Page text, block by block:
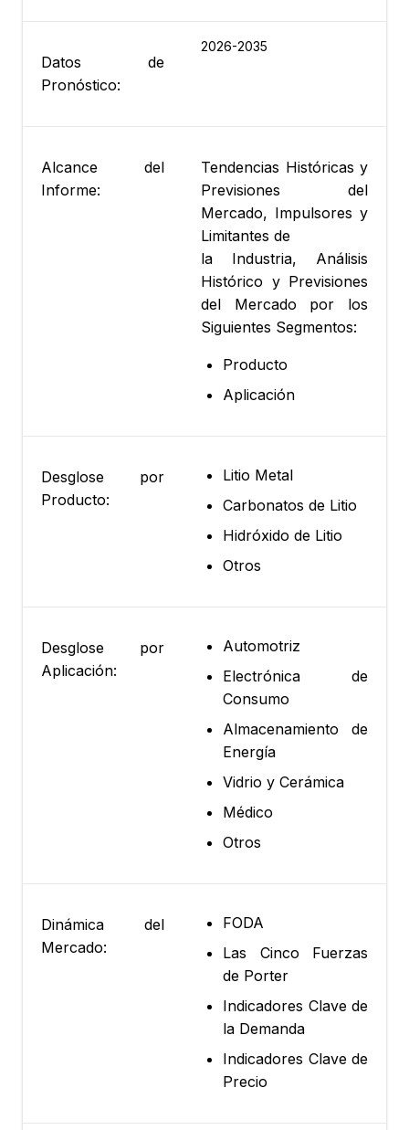
Datos de
Pronóstico:
2026-2035
Alcance del
Informe:
Tendencias Históricas y
Previsiones del
Mercado, Impulsores y
Limitantes de
la Industria, Análisis
Histórico y Previsiones
del Mercado por los
Siguientes Segmentos:
Producto
Aplicación
Desglose por
Producto:
Litio Metal
Carbonatos de Litio
Hidróxido de Litio
Otros
Desglose por
Aplicación:
Automotriz
Electrónica de
Consumo
Almacenamiento de
Energía
Vidrio y Cerámica
Médico
Otros
Dinámica del
Mercado:
FODA
Las Cinco Fuerzas
de Porter
Indicadores Clave de
la Demanda
Indicadores Clave de
Precio